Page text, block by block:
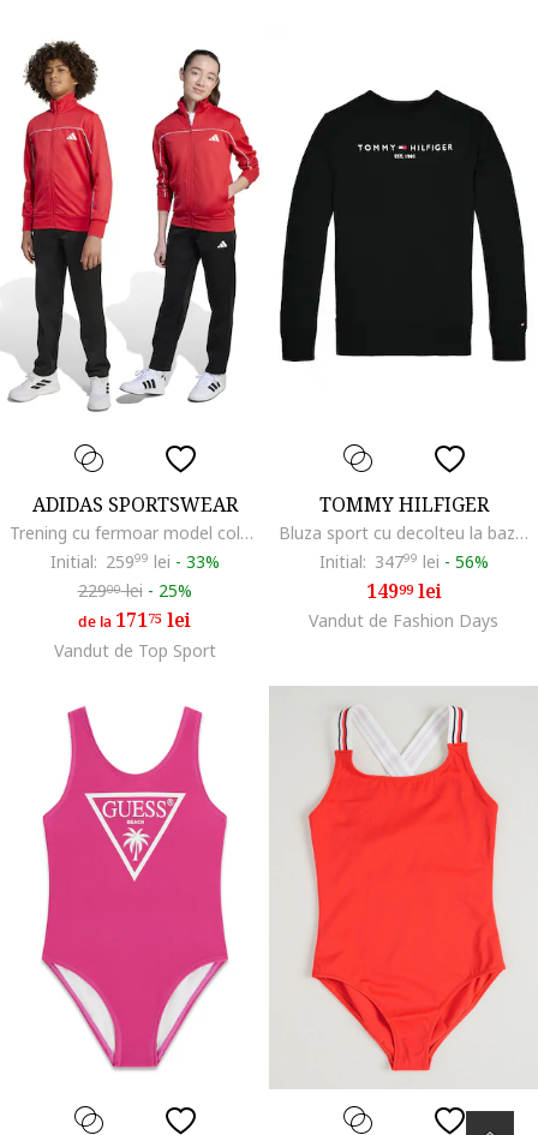
ADIDAS SPORTSWEAR
Trening cu fermoar model colorblock, Alb/Negru/Coral
Initial: 25999 lei - 33%
22900lei - 25%
de la 17175 lei
Vandut de Top Sport
TOMMY HILFIGER
Bluza sport cu decolteu la baza gatului, cu logo, Alb/Negru
Initial: 34799 lei - 56%
14999lei
Vandut de Fashion Days